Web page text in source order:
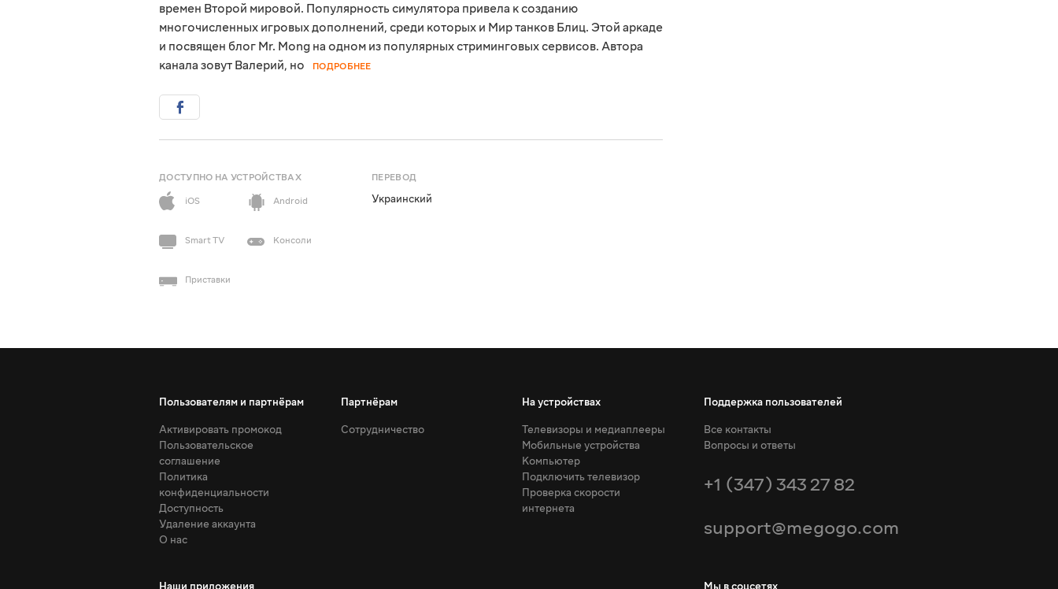
времен Второй мировой. Популярность симулятора привела к созданию
многочисленных игровых дополнений, среди которых и Мир танков Блиц. Этой аркаде
и посвящен блог Mr. Mong на одном из популярных стриминговых сервисов. Автора
канала зовут Валерий, но
ПОДРОБНЕЕ
ДОСТУПНО НА УСТРОЙСТВАХ
iOS
Android
Smart TV Консоли
Приставки
ПЕРЕВОД
Украинский
Пользователям и партнёрам
Активировать промокод
Пользовательское
соглашение
Политика
конфиденциальности
Доступность
Удаление аккаунта
О нас
Партнёрам
Сотрудничество
На устройствах
Телевизоры и медиаплееры
Мобильные устройства
Компьютер
Подключить телевизор
Проверка скорости
интернета
Поддержка пользователей
Все контакты
Вопросы и ответы
+1 (347) 343 27 82
support@megogo.com